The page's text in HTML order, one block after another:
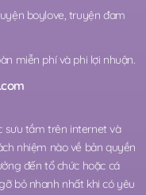
boylove, truyện đam
miễn phí và phi lợi nhuận.
sưu tầm trên internet và
nhiệm nào về bản quyền
đến tổ chức hoặc cá
bỏ nhanh nhất khi có yêu